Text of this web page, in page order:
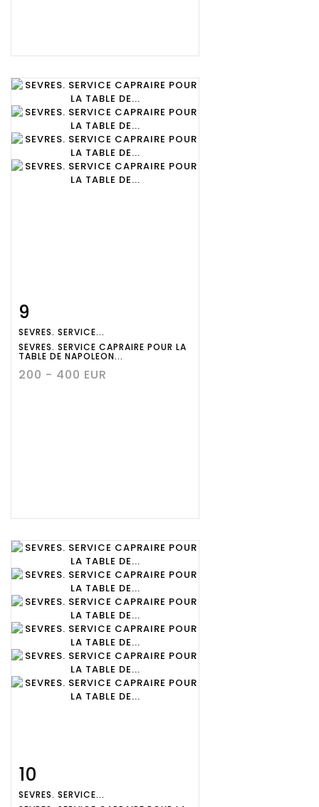
détaillée
9
SEVRES. SERVICE...
SEVRES. SERVICE CAPRAIRE POUR LA
TABLE DE NAPOLEON...
200 - 400 EUR
détaillée
10
SEVRES. SERVICE...